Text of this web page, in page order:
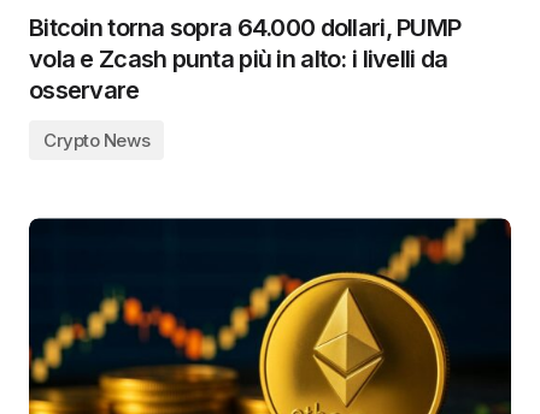
Bitcoin torna sopra 64.000 dollari, PUMP
vola e Zcash punta più in alto: i livelli da
osservare
Crypto News